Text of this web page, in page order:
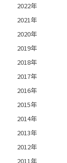
2022年
2021年
2020年
2019年
2018年
2017年
2016年
2015年
2014年
2013年
2012年
2011年